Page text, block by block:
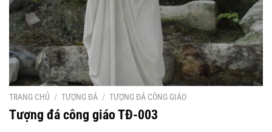
TRANG CHỦ / TƯỢNG ĐÁ / TƯỢNG ĐÁ CÔNG GIÁO
Tượng đá công giáo TĐ-003